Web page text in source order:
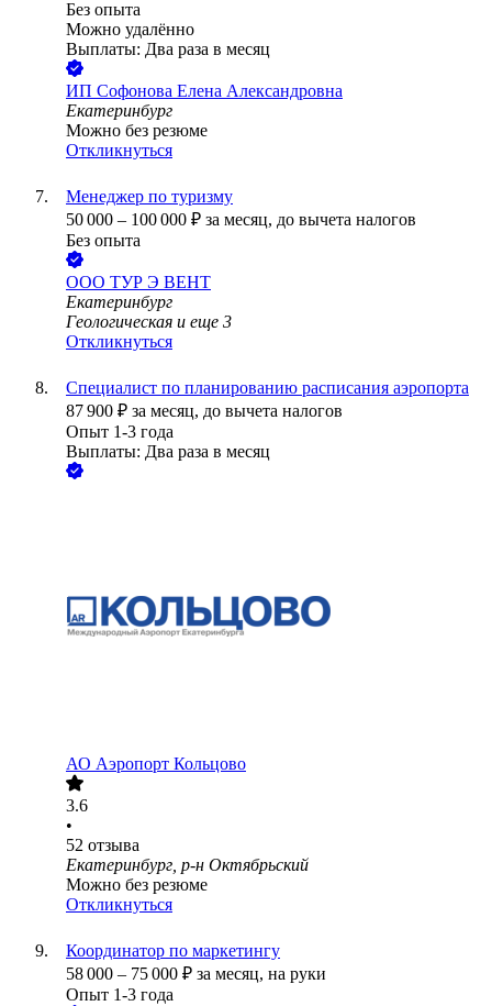
Без опыта
Можно удалённо
Выплаты: Два раза в месяц
ИП Софонова Елена Александровна
Екатеринбург
Можно без резюме
Откликнуться
Менеджер по туризму
50 000 – 100 000 ₽ за месяц, до вычета налогов
Без опыта
ООО ТУР Э ВЕНТ
Екатеринбург
Геологическая и еще 3
Откликнуться
Специалист по планированию расписания аэропорта
87 900 ₽ за месяц, до вычета налогов
Опыт 1-3 года
Выплаты: Два раза в месяц
АО Аэропорт Кольцово
3.6
•
52 отзыва
Екатеринбург, р-н Октябрьский
Можно без резюме
Откликнуться
Координатор по маркетингу
58 000 – 75 000 ₽ за месяц, на руки
Опыт 1-3 года